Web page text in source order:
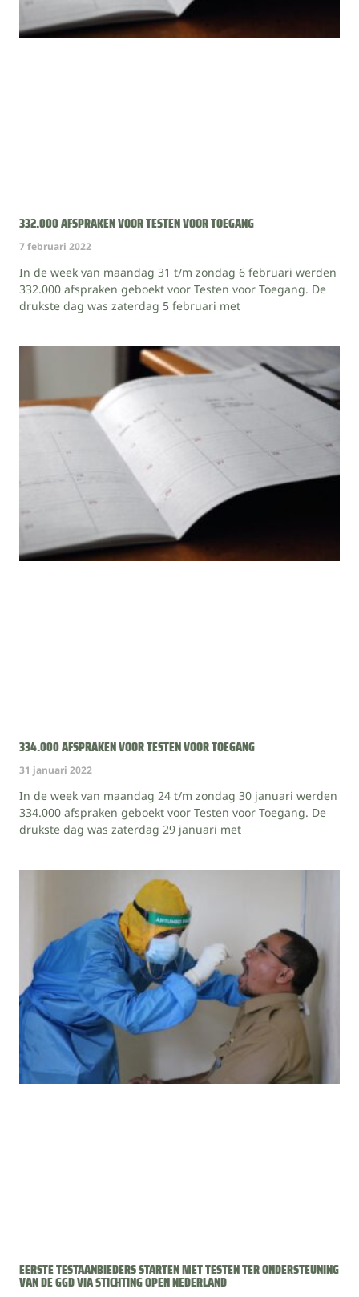
332.000 AFSPRAKEN VOOR TESTEN VOOR TOEGANG
7 februari 2022
In de week van maandag 31 t/m zondag 6 februari werden
332.000 afspraken geboekt voor Testen voor Toegang. De
drukste dag was zaterdag 5 februari met
334.000 AFSPRAKEN VOOR TESTEN VOOR TOEGANG
31 januari 2022
In de week van maandag 24 t/m zondag 30 januari werden
334.000 afspraken geboekt voor Testen voor Toegang. De
drukste dag was zaterdag 29 januari met
EERSTE TESTAANBIEDERS STARTEN MET TESTEN TER ONDERSTEUNING
VAN DE GGD VIA STICHTING OPEN NEDERLAND